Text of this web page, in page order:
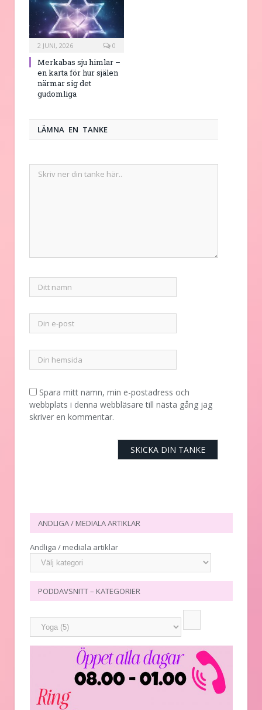
2 JUNI, 2026 0
Merkabas sju himlar –
en karta för hur själen
närmar sig det
gudomliga
LÄMNA EN TANKE
Spara mitt namn, min e-postadress och
webbplats i denna webbläsare till nästa gång jag
skriver en kommentar.
ANDLIGA / MEDIALA ARTIKLAR
Andliga / mediala artiklar
PODDAVSNITT – KATEGORIER